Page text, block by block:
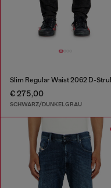
€ 275,00
SCHWARZ/DUNKELGRAU